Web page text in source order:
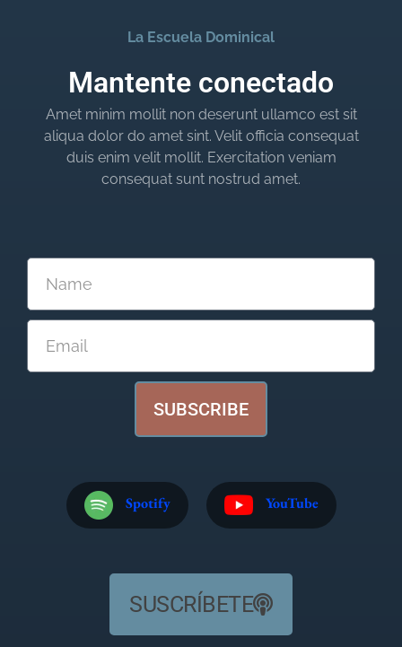
La Escuela Dominical
Mantente conectado
Amet minim mollit non deserunt ullamco est sit
aliqua dolor do amet sint. Velit officia consequat
duis enim velit mollit. Exercitation veniam
consequat sunt nostrud amet.
SUBSCRIBE
Spotify YouTube
SUSCRÍBETE